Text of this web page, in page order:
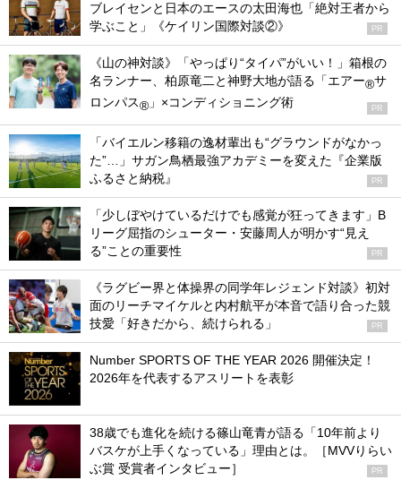
ブレイセンと日本のエースの太田海也「絶対王者から
学ぶこと」《ケイリン国際対談②》
PR
《山の神対談》「やっぱり“タイパ”がいい！」箱根の
名ランナー、柏原竜二と神野大地が語る「エアー®サ
ロンパス® 」×コンディショニング術 PR
「バイエルン移籍の逸材輩出も“グラウンドがなかっ
た”…」サガン鳥栖最強アカデミーを変えた『企業版
ふるさと納税』
PR
「少しぼやけているだけでも感覚が狂ってきます」B
リーグ屈指のシューター・安藤周人が明かす“見え
る”ことの重要性
PR
《ラグビー界と体操界の同学年レジェンド対談》初対
面のリーチマイケルと内村航平が本音で語り合った競
技愛「好きだから、続けられる」
PR
Number SPORTS OF THE YEAR 2026 開催決定！
2026年を代表するアスリートを表彰
38歳でも進化を続ける篠山竜青が語る「10年前より
バスケが上手くなっている」理由とは。［MVVりらい
ぶ賞 受賞者インタビュー］
PR